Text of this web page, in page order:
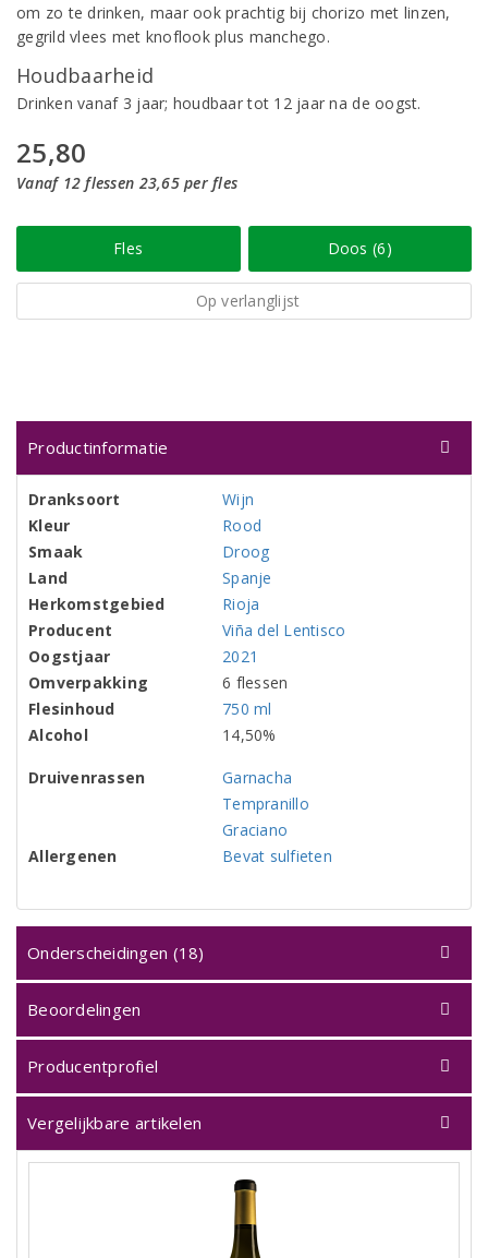
om zo te drinken, maar ook prachtig bij chorizo met linzen,
gegrild vlees met knoflook plus manchego.
Houdbaarheid
Drinken vanaf 3 jaar; houdbaar tot 12 jaar na de oogst.
25,80
Vanaf 12 flessen 23,65 per fles
Fles Doos (6)
Op verlanglijst
Productinformatie
Dranksoort
Wijn
Kleur
Rood
Smaak
Droog
Land
Spanje
Herkomstgebied
Rioja
Producent
Viña del Lentisco
Oogstjaar
2021
Omverpakking
6 flessen
Flesinhoud
750 ml
Alcohol
14,50%
Druivenrassen
Garnacha
Tempranillo
Graciano
Allergenen
Bevat sulfieten
Onderscheidingen (18)
Beoordelingen
Producentprofiel
Vergelijkbare artikelen